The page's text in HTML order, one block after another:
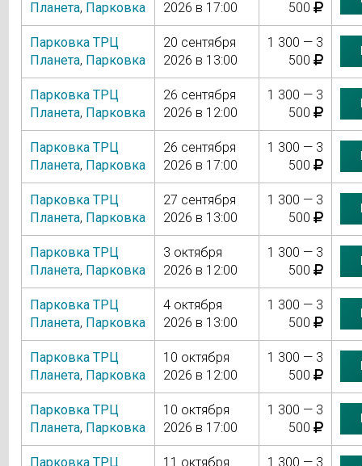
Планета, Парковка 2026 в 17:00 500
Парковка ТРЦ
Планета, Парковка
20 сентября
2026 в 13:00
1 300 — 3
500
Парковка ТРЦ
Планета, Парковка
26 сентября
2026 в 12:00
1 300 — 3
500
Парковка ТРЦ
Планета, Парковка
26 сентября
2026 в 17:00
1 300 — 3
500
Парковка ТРЦ
Планета, Парковка
27 сентября
2026 в 13:00
1 300 — 3
500
Парковка ТРЦ
Планета, Парковка
3 октября
2026 в 12:00
1 300 — 3
500
Парковка ТРЦ
Планета, Парковка
4 октября
2026 в 13:00
1 300 — 3
500
Парковка ТРЦ
Планета, Парковка
10 октября
2026 в 12:00
1 300 — 3
500
Парковка ТРЦ
Планета, Парковка
10 октября
2026 в 17:00
1 300 — 3
500
Парковка ТРЦ
11 октября
1 300 — 3